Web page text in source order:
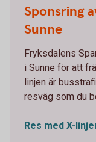
Sponsring
Sunne
Fryksdalens
i Sunne för att
linjen är
resväg som du
Res med X-